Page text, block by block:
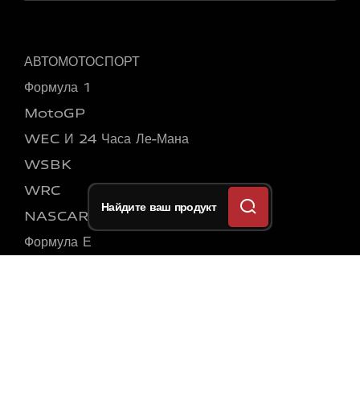
АВТОМОТОСПОРТ
Формула 1
MotoGP
WEC И 24 Часа Ле-Мана
WSBK
WRC
NASCAR
Формула Е
Найдите ваш продукт